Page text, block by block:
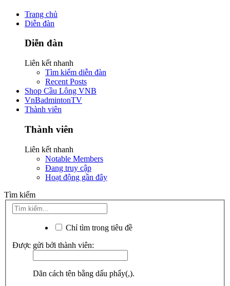
Trang chủ
Diễn đàn
Diễn đàn
Liên kết nhanh
Tìm kiếm diễn đàn
Recent Posts
Shop Cầu Lông VNB
VnBadmintonTV
Thành viên
Thành viên
Liên kết nhanh
Notable Members
Đang truy cập
Hoạt động gần đây
Tìm kiếm
Chỉ tìm trong tiêu đề
Được gửi bởi thành viên:
Dãn cách tên bằng dấu phẩy(,).